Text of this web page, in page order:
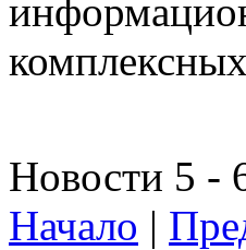
Новости 5 -
Начало |